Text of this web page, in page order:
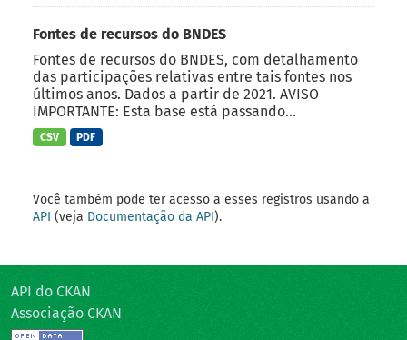
Fontes de recursos do BNDES
Fontes de recursos do BNDES, com detalhamento
das participações relativas entre tais fontes nos
últimos anos. Dados a partir de 2021. AVISO
IMPORTANTE: Esta base está passando...
CSV PDF
Você também pode ter acesso a esses registros usando a
API (veja Documentação da API).
API do CKAN
Associação CKAN